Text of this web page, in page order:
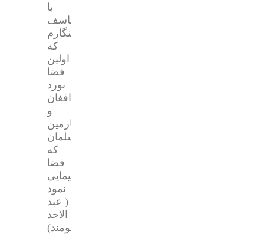
با
تاسف
مینگارم
که
اولین
فضا
نورد
افغان
و
چهارمین
مسلمان
که
فضا
پیمایی
نمود
( عبد
الاحد
مومند)